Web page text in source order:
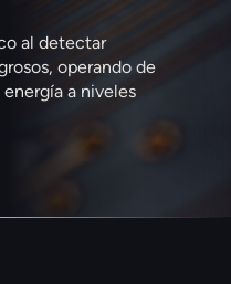
al detectar
operando de
a niveles